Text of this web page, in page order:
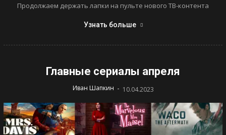
Продолжаем держать лапки на пульте нового ТВ-контента
Узнать больше
Главные сериалы апреля
Иван Шапкин - 10.04.2023